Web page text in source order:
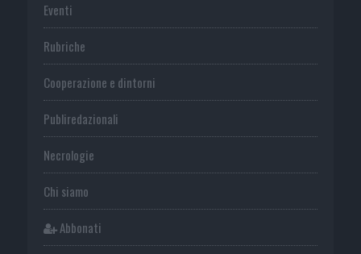
Eventi
Rubriche
Cooperazione e dintorni
Publiredazionali
Necrologie
Chi siamo
Abbonati